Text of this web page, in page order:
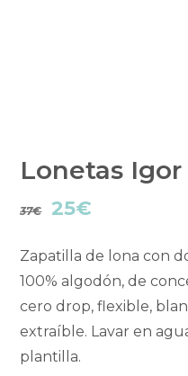
Lonetas Igor
37€
El
original
era:
37€.
25€
actual
es:
Zapatilla de lona con
100% algodón, de
cero drop, flexible,
extraíble. Lavar en
plantilla.